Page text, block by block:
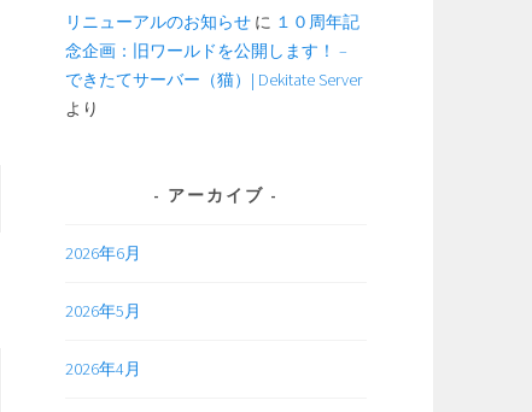
リニューアルのお知らせ に １０周年記
念企画：旧ワールドを公開します！ –
できたてサーバー（猫）| Dekitate Server
より
アーカイブ
2026年6月
2026年5月
2026年4月